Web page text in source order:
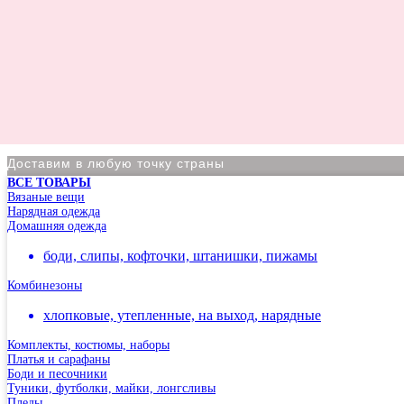
Доставим в любую точку страны
По Москве курьер в день оформления заказа
Вы на сайте Московского филиала
-5% на первый заказ (товар на скидках не участвует в
Адрес: г.Москва, мкр Северное Чертаново 1А,
ВСЕ ТОВАРЫ
Вязаные вещи
Нарядная одежда
Домашняя одежда
боди, слипы, кофточки, штанишки, пижамы
Комбинезоны
хлопковые, утепленные, на выход, нарядные
Комплекты, костюмы, наборы
Платья и сарафаны
Боди и песочники
Туники, футболки, майки, лонгсливы